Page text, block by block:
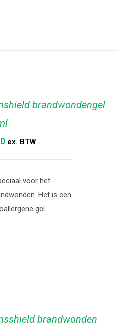
brandwondengel
ex. BTW
voor het
Het is een
gel.
brandwonden